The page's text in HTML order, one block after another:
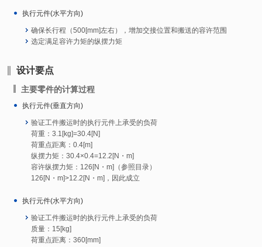
执行元件(水平方向)
确保长行程（500[mm]左右），增加交接位置和搬送的容许范围
选定满足容许力矩的纵摆力矩
设计要点
主要零件的计算过程
执行元件(垂直方向)
验证工件搬运时的执行元件上承受的负荷
荷重：3.1[kg]=30.4[N]
荷重点距离：0.4[m]
纵摆力矩：30.4×0.4=12.2[N・m]
容许纵摆力矩：126[N・m]（参照目录）
126[N・m]>12.2[N・m]，因此成立
执行元件(水平方向)
验证工件搬运时的执行元件上承受的负荷
质量：15[kg]
荷重点距离：360[mm]